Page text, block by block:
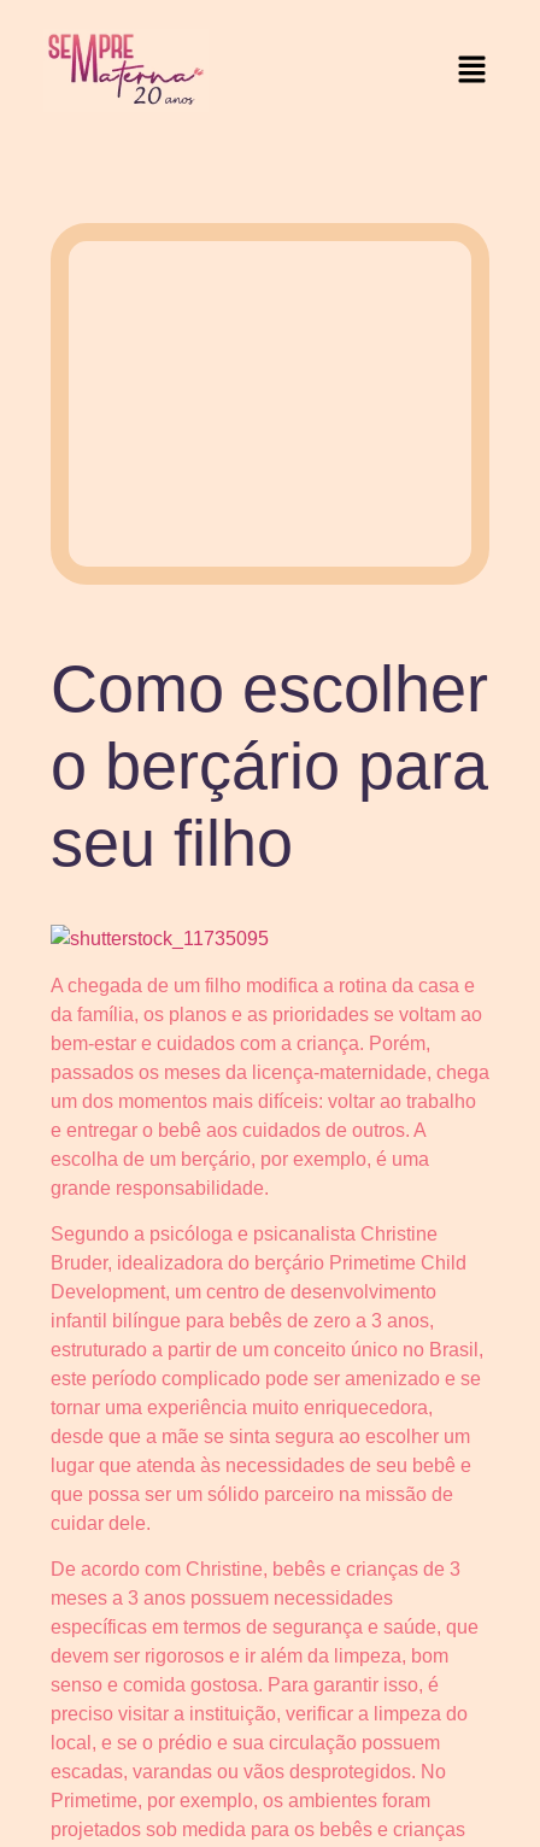
Como escolher
o berçário para
seu filho
A chegada de um filho modifica a rotina da casa e
da família, os planos e as prioridades se voltam ao
bem-estar e cuidados com a criança. Porém,
passados os meses da licença-maternidade, chega
um dos momentos mais difíceis: voltar ao trabalho
e entregar o bebê aos cuidados de outros. A
escolha de um berçário, por exemplo, é uma
grande responsabilidade.
Segundo a psicóloga e psicanalista Christine
Bruder, idealizadora do berçário Primetime Child
Development, um centro de desenvolvimento
infantil bilíngue para bebês de zero a 3 anos,
estruturado a partir de um conceito único no Brasil,
este período complicado pode ser amenizado e se
tornar uma experiência muito enriquecedora,
desde que a mãe se sinta segura ao escolher um
lugar que atenda às necessidades de seu bebê e
que possa ser um sólido parceiro na missão de
cuidar dele.
De acordo com Christine, bebês e crianças de 3
meses a 3 anos possuem necessidades
específicas em termos de segurança e saúde, que
devem ser rigorosos e ir além da limpeza, bom
senso e comida gostosa. Para garantir isso, é
preciso visitar a instituição, verificar a limpeza do
local, e se o prédio e sua circulação possuem
escadas, varandas ou vãos desprotegidos. No
Primetime, por exemplo, os ambientes foram
projetados sob medida para os bebês e crianças